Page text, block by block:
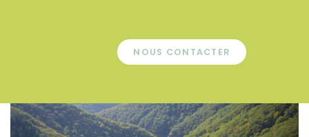
NOUS CONTACTER